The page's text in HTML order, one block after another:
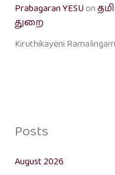
Prabagaran YESUon
துறை
Kiruthikayeni Ramalingam
Posts
August 2026